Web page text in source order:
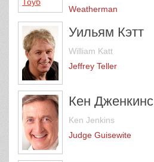
Weatherman
Уильям Кэтт
William Katt
Jeffrey Teller
Кен Дженкинс
Ken Jenkins
Judge Guisewite